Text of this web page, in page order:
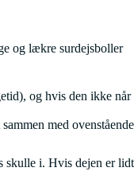
og lækre surdejsboller
og hvis den ikke når
med ovenstående
skulle i. Hvis dejen er lidt